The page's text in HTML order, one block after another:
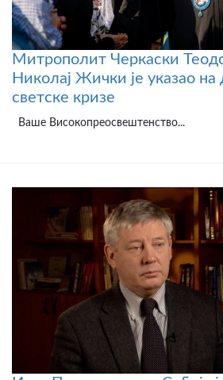
Митрополит Черкаски
Николај Жички је указао на
светске кризе
Ваше Високопреосвештенство...